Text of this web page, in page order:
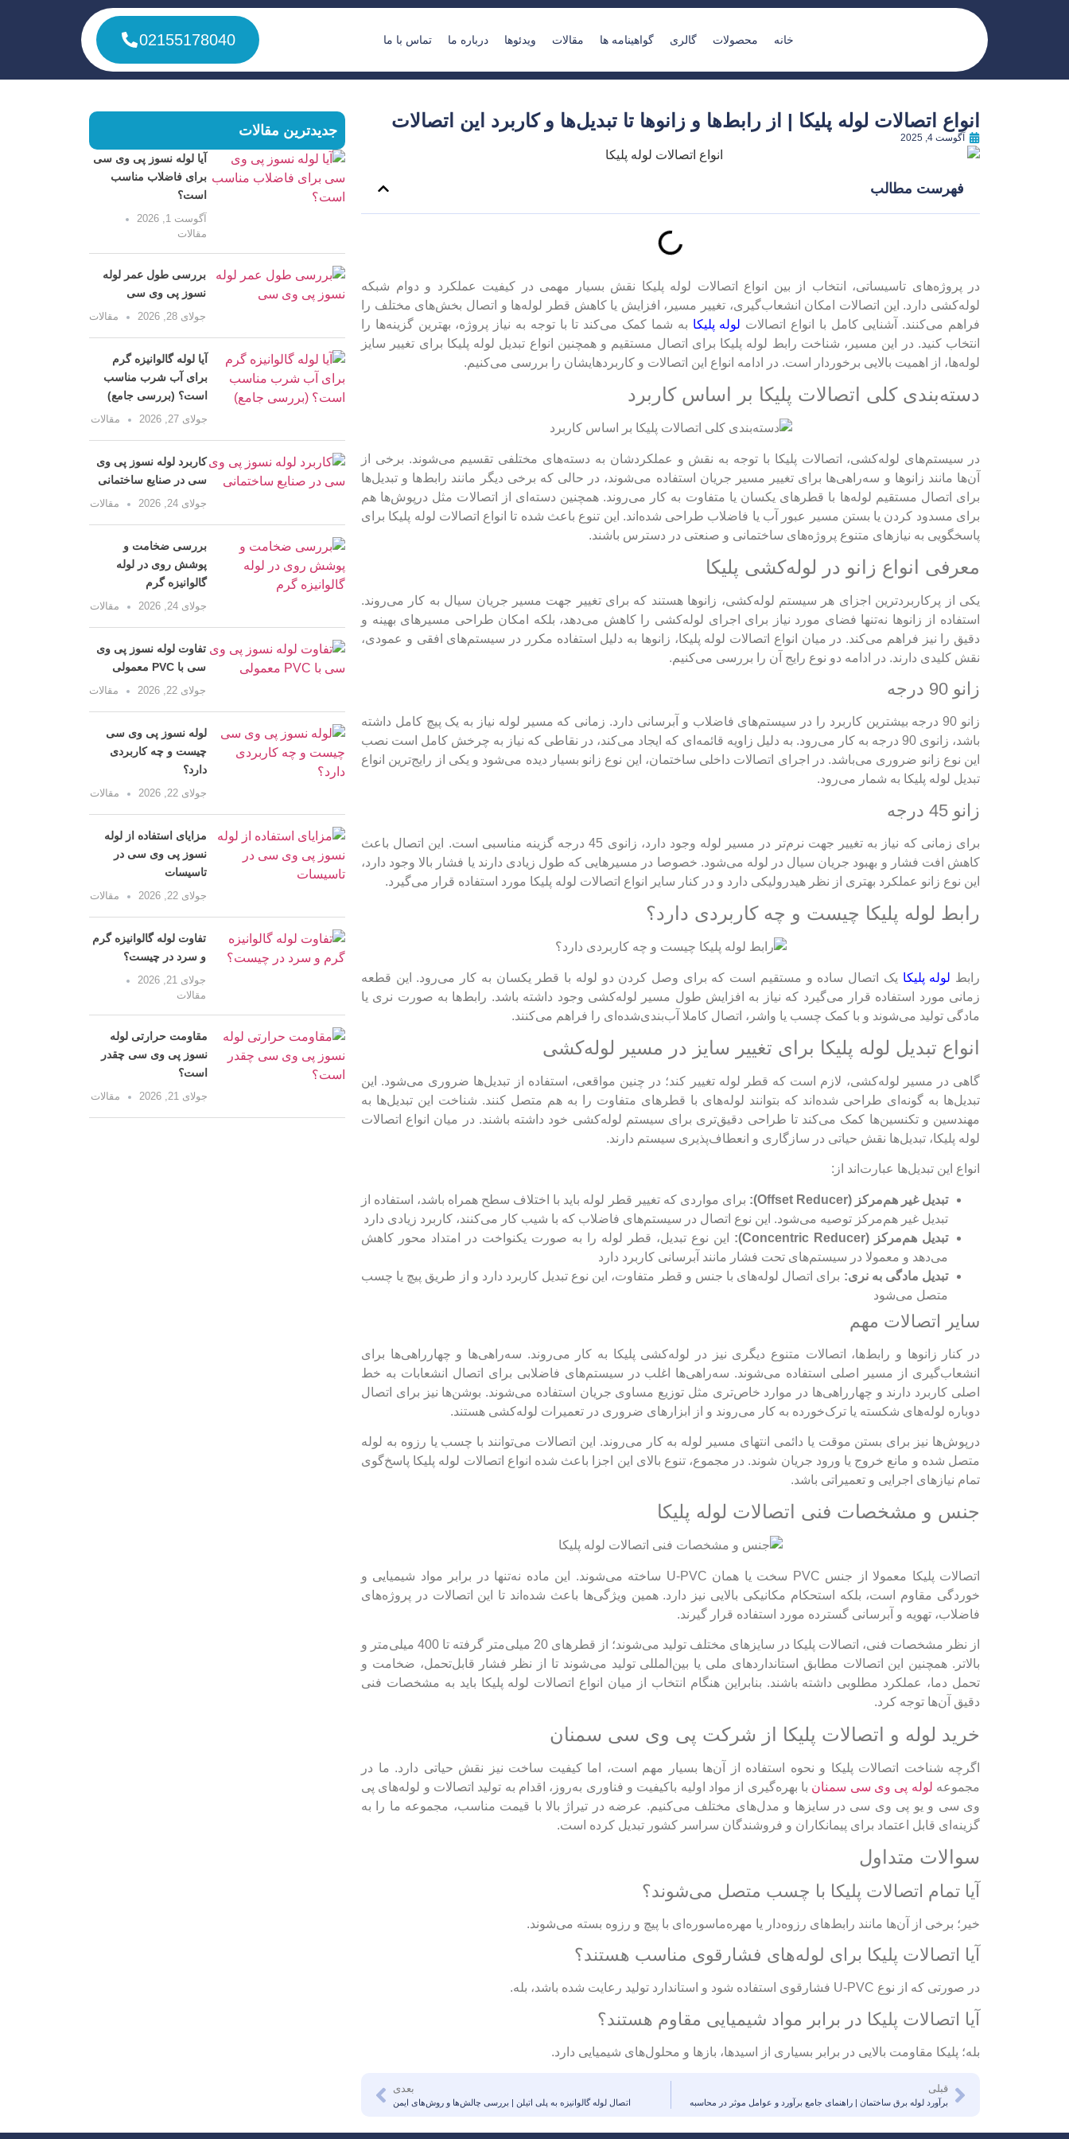
خانه محصولات گالری گواهینامه ها مقالات ویدئوها درباره ما تماس با ما 02155178040
جدیدترین مقالات
آیا لوله نسوز پی وی سی
برای فاضلاب مناسب
است؟
آگوست 1, 2026
مقالات
بررسی طول عمر لوله
نسوز پی وی سی
جولای 28, 2026 مقالات
آیا لوله گالوانیزه گرم
برای آب شرب مناسب
است؟ (بررسی جامع)
جولای 27, 2026 مقالات
کاربرد لوله نسوز پی وی
سی در صنایع ساختمانی
جولای 24, 2026 مقالات
بررسی ضخامت و
پوشش روی در لوله
گالوانیزه گرم
جولای 24, 2026 مقالات
تفاوت لوله نسوز پی وی
سی با PVC معمولی
جولای 22, 2026 مقالات
لوله نسوز پی وی سی
چیست و چه کاربردی
دارد؟
جولای 22, 2026 مقالات
مزایای استفاده از لوله
نسوز پی وی سی در
تاسیسات
جولای 22, 2026 مقالات
تفاوت لوله گالوانیزه گرم
و سرد در چیست؟
جولای 21, 2026
مقالات
مقاومت حرارتی لوله
نسوز پی وی سی چقدر
است؟
جولای 21, 2026 مقالات
انواع اتصالات لوله پلیکا | از رابط‌ها و زانوها تا تبدیل‌ها و کاربرد این اتصالات
آگوست 4, 2025
فهرست مطالب
در پروژه‌های تاسیساتی، انتخاب از بین انواع اتصالات لوله پلیکا نقش بسیار مهمی در کیفیت عملکرد و دوام شبکه
لوله‌کشی دارد. این اتصالات امکان انشعاب‌گیری، تغییر مسیر، افزایش یا کاهش قطر لوله‌ها و اتصال بخش‌های مختلف را
فراهم می‌کنند. آشنایی کامل با انواع اتصالات لوله پلیکا به شما کمک می‌کند تا با توجه به نیاز پروژه، بهترین گزینه‌ها را
انتخاب کنید. در این مسیر، شناخت رابط لوله پلیکا برای اتصال مستقیم و همچنین انواع تبدیل لوله پلیکا برای تغییر سایز
لوله‌ها، از اهمیت بالایی برخوردار است. در ادامه انواع این اتصالات و کاربردهایشان را بررسی می‌کنیم.
دسته‌بندی کلی اتصالات پلیکا بر اساس کاربرد
در سیستم‌های لوله‌کشی، اتصالات پلیکا با توجه به نقش و عملکردشان به دسته‌های مختلفی تقسیم می‌شوند. برخی از
آن‌ها مانند زانوها و سه‌راهی‌ها برای تغییر مسیر جریان استفاده می‌شوند، در حالی که برخی دیگر مانند رابط‌ها و تبدیل‌ها
برای اتصال مستقیم لوله‌ها با قطرهای یکسان یا متفاوت به کار می‌روند. همچنین دسته‌ای از اتصالات مثل درپوش‌ها هم
برای مسدود کردن یا بستن مسیر عبور آب یا فاضلاب طراحی شده‌اند. این تنوع باعث شده تا انواع اتصالات لوله پلیکا برای
پاسخگویی به نیازهای متنوع پروژه‌های ساختمانی و صنعتی در دسترس باشند.
معرفی انواع زانو در لوله‌کشی پلیکا
یکی از پرکاربردترین اجزای هر سیستم لوله‌کشی، زانوها هستند که برای تغییر جهت مسیر جریان سیال به کار می‌روند.
استفاده از زانوها نه‌تنها فضای مورد نیاز برای اجرای لوله‌کشی را کاهش می‌دهد، بلکه امکان طراحی مسیرهای بهینه و
دقیق را نیز فراهم می‌کند. در میان انواع اتصالات لوله پلیکا، زانوها به دلیل استفاده مکرر در سیستم‌های افقی و عمودی،
نقش کلیدی دارند. در ادامه دو نوع رایج آن را بررسی می‌کنیم.
زانو 90 درجه
زانو 90 درجه بیشترین کاربرد را در سیستم‌های فاضلاب و آبرسانی دارد. زمانی که مسیر لوله نیاز به یک پیچ کامل داشته
باشد، زانوی 90 درجه به کار می‌رود. به دلیل زاویه قائمه‌ای که ایجاد می‌کند، در نقاطی که نیاز به چرخش کامل است نصب
این نوع زانو ضروری می‌باشد. در اجرای اتصالات داخلی ساختمان، این نوع زانو بسیار دیده می‌شود و یکی از رایج‌ترین انواع
تبدیل لوله پلیکا به شمار می‌رود.
زانو 45 درجه
برای زمانی که نیاز به تغییر جهت نرم‌تر در مسیر لوله وجود دارد، زانوی 45 درجه گزینه مناسبی است. این اتصال باعث
کاهش افت فشار و بهبود جریان سیال در لوله می‌شود. خصوصا در مسیرهایی که طول زیادی دارند یا فشار بالا وجود دارد،
این نوع زانو عملکرد بهتری از نظر هیدرولیکی دارد و در کنار سایر انواع اتصالات لوله پلیکا مورد استفاده قرار می‌گیرد.
رابط لوله پلیکا چیست و چه کاربردی دارد؟
رابط لوله پلیکا یک اتصال ساده و مستقیم است که برای وصل کردن دو لوله با قطر یکسان به کار می‌رود. این قطعه
زمانی مورد استفاده قرار می‌گیرد که نیاز به افزایش طول مسیر لوله‌کشی وجود داشته باشد. رابط‌ها به صورت نری یا
مادگی تولید می‌شوند و با کمک چسب یا واشر، اتصال کاملا آب‌بندی‌شده‌ای را فراهم می‌کنند.
انواع تبدیل لوله پلیکا برای تغییر سایز در مسیر لوله‌کشی
گاهی در مسیر لوله‌کشی، لازم است که قطر لوله تغییر کند؛ در چنین مواقعی، استفاده از تبدیل‌ها ضروری می‌شود. این
تبدیل‌ها به گونه‌ای طراحی شده‌اند که بتوانند لوله‌های با قطرهای متفاوت را به هم متصل کنند. شناخت این تبدیل‌ها به
مهندسین و تکنسین‌ها کمک می‌کند تا طراحی دقیق‌تری برای سیستم لوله‌کشی خود داشته باشند. در میان انواع اتصالات
لوله پلیکا، تبدیل‌ها نقش حیاتی در سازگاری و انعطاف‌پذیری سیستم دارند.
انواع این تبدیل‌ها عبارت‌اند از:
تبدیل غیر هم‌مرکز (Offset Reducer
): برای مواردی که تغییر قطر لوله باید با اختلاف سطح همراه باشد، استفاده از
تبدیل غیر هم‌مرکز توصیه می‌شود. این نوع اتصال در سیستم‌های فاضلاب که با شیب کار می‌کنند، کاربرد زیادی دارد
تبدیل هم‌مرکز (Concentric Reducer
): این نوع تبدیل، قطر لوله را به صورت یکنواخت در امتداد محور کاهش
می‌دهد و معمولا در سیستم‌های تحت فشار مانند آبرسانی کاربرد دارد
تبدیل مادگی به نری: برای اتصال لوله‌های با جنس و قطر متفاوت، این نوع تبدیل کاربرد دارد و از طریق پیچ یا چسب
متصل می‌شود
سایر اتصالات مهم
در کنار زانوها و رابط‌ها، اتصالات متنوع دیگری نیز در لوله‌کشی پلیکا به کار می‌روند. سه‌راهی‌ها و چهارراهی‌ها برای
انشعاب‌گیری از مسیر اصلی استفاده می‌شوند. سه‌راهی‌ها اغلب در سیستم‌های فاضلابی برای اتصال انشعابات به خط
اصلی کاربرد دارند و چهارراهی‌ها در موارد خاص‌تری مثل توزیع مساوی جریان استفاده می‌شوند. بوشن‌ها نیز برای اتصال
دوباره لوله‌های شکسته یا ترک‌خورده به کار می‌روند و از ابزارهای ضروری در تعمیرات لوله‌کشی هستند.
درپوش‌ها نیز برای بستن موقت یا دائمی انتهای مسیر لوله به کار می‌روند. این اتصالات می‌توانند با چسب یا رزوه به لوله
متصل شده و مانع خروج یا ورود جریان شوند. در مجموع، تنوع بالای این اجزا باعث شده انواع اتصالات لوله پلیکا پاسخ‌گوی
تمام نیازهای اجرایی و تعمیراتی باشد.
جنس و مشخصات فنی اتصالات لوله پلیکا
اتصالات پلیکا معمولا از جنس PVC سخت یا همان U-PVC ساخته می‌شوند. این ماده نه‌تنها در برابر مواد شیمیایی و
خوردگی مقاوم است، بلکه استحکام مکانیکی بالایی نیز دارد. همین ویژگی‌ها باعث شده‌اند تا این اتصالات در پروژه‌های
فاضلاب، تهویه و آبرسانی گسترده مورد استفاده قرار گیرند.
از نظر مشخصات فنی، اتصالات پلیکا در سایزهای مختلف تولید می‌شوند؛ از قطرهای 20 میلی‌متر گرفته تا 400 میلی‌متر و
بالاتر. همچنین این اتصالات مطابق استانداردهای ملی یا بین‌المللی تولید می‌شوند تا از نظر فشار قابل‌تحمل، ضخامت و
تحمل دما، عملکرد مطلوبی داشته باشند. بنابراین هنگام انتخاب از میان انواع اتصالات لوله پلیکا باید به مشخصات فنی
دقیق آن‌ها توجه کرد.
خرید لوله و اتصالات پلیکا از شرکت پی وی سی سمنان
اگرچه شناخت اتصالات پلیکا و نحوه استفاده از آن‌ها بسیار مهم است، اما کیفیت ساخت نیز نقش حیاتی دارد. ما در
مجموعه لوله پی وی سی سمنان با بهره‌گیری از مواد اولیه باکیفیت و فناوری به‌روز، اقدام به تولید اتصالات و لوله‌های پی
وی سی و یو پی وی سی در سایزها و مدل‌های مختلف می‌کنیم. عرضه در تیراژ بالا با قیمت مناسب، مجموعه ما را به
گزینه‌ای قابل اعتماد برای پیمانکاران و فروشندگان سراسر کشور تبدیل کرده است.
سوالات متداول
آیا تمام اتصالات پلیکا با چسب متصل می‌شوند؟
خیر؛ برخی از آن‌ها مانند رابط‌های رزوه‌دار یا مهره‌ماسوره‌ای با پیچ و رزوه بسته می‌شوند.
آیا اتصالات پلیکا برای لوله‌های فشارقوی مناسب هستند؟
در صورتی که از نوع U-PVC فشارقوی استفاده شود و استاندارد تولید رعایت شده باشد، بله.
آیا اتصالات پلیکا در برابر مواد شیمیایی مقاوم هستند؟
بله؛ پلیکا مقاومت بالایی در برابر بسیاری از اسیدها، بازها و محلول‌های شیمیایی دارد.
قبلی
برآورد لوله برق ساختمان | راهنمای جامع برآورد و عوامل موثر در محاسبه
بعدی
اتصال لوله گالوانیزه به پلی اتیلن | بررسی چالش‌ها و روش‌های ایمن